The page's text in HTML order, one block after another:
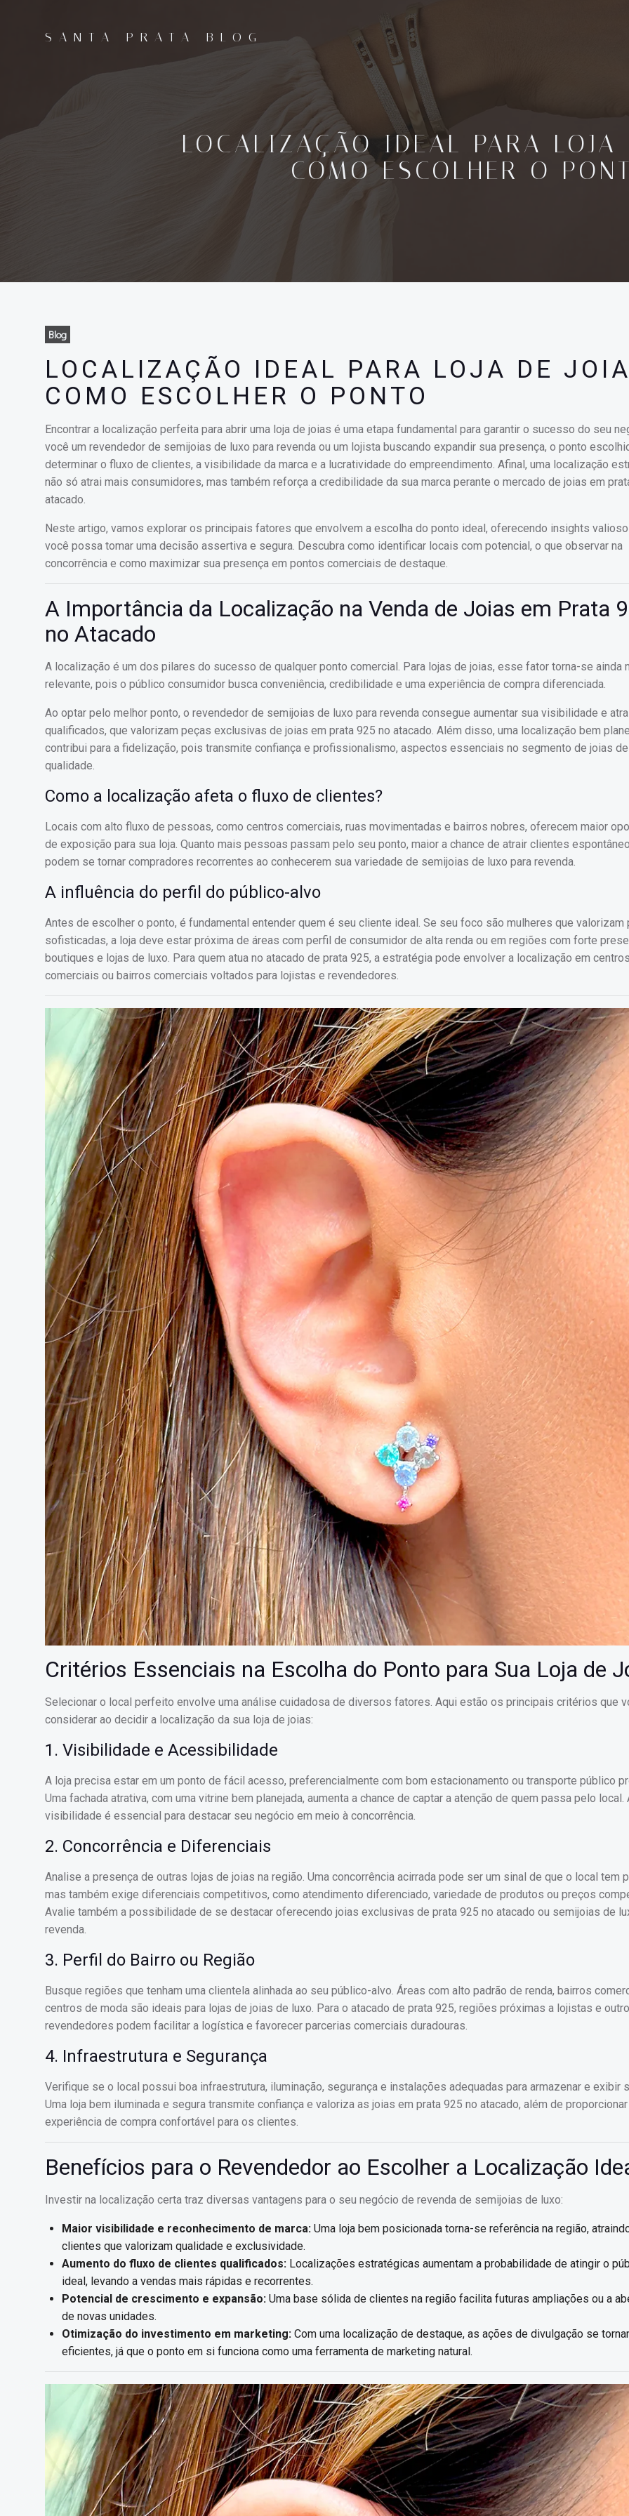
SANTA PRATA BLOG
LOCALIZAÇÃO IDEAL PARA
COMO ESCOLHER O
Blog
LOCALIZAÇÃO IDEAL PARA LOJA DE
COMO ESCOLHER O PONTO
Encontrar a localização perfeita para abrir uma loja de joias é uma etapa fundamental para garantir o sucesso do seu
você um revendedor de semijoias de luxo para revenda ou um lojista buscando expandir sua presença, o ponto
determinar o fluxo de clientes, a visibilidade da marca e a lucratividade do empreendimento. Afinal, uma localização
não só atrai mais consumidores, mas também reforça a credibilidade da sua marca perante o mercado de joias em
atacado.
Neste artigo, vamos explorar os principais fatores que envolvem a escolha do ponto ideal, oferecendo insights
você possa tomar uma decisão assertiva e segura. Descubra como identificar locais com potencial, o que observar na
concorrência e como maximizar sua presença em pontos comerciais de destaque.
A Importância da Localização na Venda de Joias em Prata
no Atacado
A localização é um dos pilares do sucesso de qualquer ponto comercial. Para lojas de joias, esse fator torna-se ainda
relevante, pois o público consumidor busca conveniência, credibilidade e uma experiência de compra diferenciada.
Ao optar pelo melhor ponto, o revendedor de semijoias de luxo para revenda consegue aumentar sua visibilidade e
qualificados, que valorizam peças exclusivas de joias em prata 925 no atacado. Além disso, uma localização bem
contribui para a fidelização, pois transmite confiança e profissionalismo, aspectos essenciais no segmento de joias
qualidade.
Como a localização afeta o fluxo de clientes?
Locais com alto fluxo de pessoas, como centros comerciais, ruas movimentadas e bairros nobres, oferecem maior
de exposição para sua loja. Quanto mais pessoas passam pelo seu ponto, maior a chance de atrair clientes
podem se tornar compradores recorrentes ao conhecerem sua variedade de semijoias de luxo para revenda.
A influência do perfil do público-alvo
Antes de escolher o ponto, é fundamental entender quem é seu cliente ideal. Se seu foco são mulheres que valorizam
sofisticadas, a loja deve estar próxima de áreas com perfil de consumidor de alta renda ou em regiões com forte
boutiques e lojas de luxo. Para quem atua no atacado de prata 925, a estratégia pode envolver a localização em
comerciais ou bairros comerciais voltados para lojistas e revendedores.
Critérios Essenciais na Escolha do Ponto para Sua Loja de
Selecionar o local perfeito envolve uma análise cuidadosa de diversos fatores. Aqui estão os principais critérios que
considerar ao decidir a localização da sua loja de joias:
1. Visibilidade e Acessibilidade
A loja precisa estar em um ponto de fácil acesso, preferencialmente com bom estacionamento ou transporte público
Uma fachada atrativa, com uma vitrine bem planejada, aumenta a chance de captar a atenção de quem passa pelo local.
visibilidade é essencial para destacar seu negócio em meio à concorrência.
2. Concorrência e Diferenciais
Analise a presença de outras lojas de joias na região. Uma concorrência acirrada pode ser um sinal de que o local tem
mas também exige diferenciais competitivos, como atendimento diferenciado, variedade de produtos ou preços
Avalie também a possibilidade de se destacar oferecendo joias exclusivas de prata 925 no atacado ou semijoias de
revenda.
3. Perfil do Bairro ou Região
Busque regiões que tenham uma clientela alinhada ao seu público-alvo. Áreas com alto padrão de renda, bairros
centros de moda são ideais para lojas de joias de luxo. Para o atacado de prata 925, regiões próximas a lojistas e
revendedores podem facilitar a logística e favorecer parcerias comerciais duradouras.
4. Infraestrutura e Segurança
Verifique se o local possui boa infraestrutura, iluminação, segurança e instalações adequadas para armazenar e exibir
Uma loja bem iluminada e segura transmite confiança e valoriza as joias em prata 925 no atacado, além de
experiência de compra confortável para os clientes.
Benefícios para o Revendedor ao Escolher a Localização
Investir na localização certa traz diversas vantagens para o seu negócio de revenda de semijoias de luxo:
Maior visibilidade e reconhecimento de marca: Uma loja bem posicionada torna-se referência na região,
clientes que valorizam qualidade e exclusividade.
Aumento do fluxo de clientes qualificados: Localizações estratégicas aumentam a probabilidade de atingir o
ideal, levando a vendas mais rápidas e recorrentes.
Potencial de crescimento e expansão: Uma base sólida de clientes na região facilita futuras ampliações ou a
de novas unidades.
Otimização do investimento em marketing: Com uma localização de destaque, as ações de divulgação se
eficientes, já que o ponto em si funciona como uma ferramenta de marketing natural.